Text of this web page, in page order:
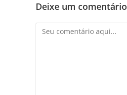
Deixe um comentário